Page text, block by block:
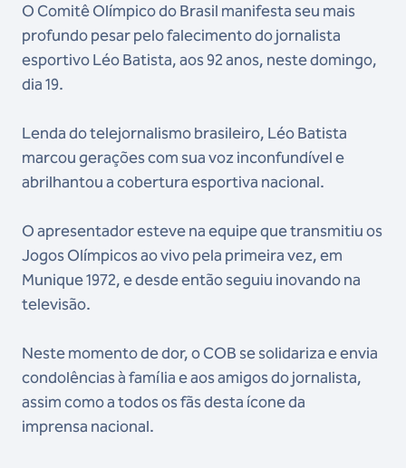
O Comitê Olímpico do Brasil manifesta seu mais
profundo pesar pelo falecimento do jornalista
esportivo Léo Batista, aos 92 anos, neste domingo,
dia 19.
Lenda do telejornalismo brasileiro, Léo Batista
marcou gerações com sua voz inconfundível e
abrilhantou a cobertura esportiva nacional.
O apresentador esteve na equipe que transmitiu os
Jogos Olímpicos ao vivo pela primeira vez, em
Munique 1972, e desde então seguiu inovando na
televisão.
Neste momento de dor, o COB se solidariza e envia
condolências à família e aos amigos do jornalista,
assim como a todos os fãs desta ícone da
imprensa nacional.